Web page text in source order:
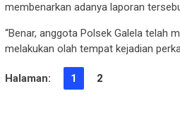
membenarkan adanya laporan
“Benar, anggota Polsek Galela telah
melakukan olah tempat kejadian
Halaman: 1 2